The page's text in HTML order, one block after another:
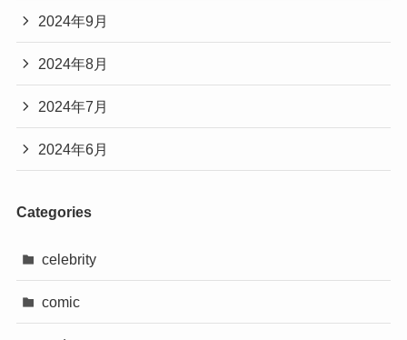
2024年9月
2024年8月
2024年7月
2024年6月
Categories
celebrity
comic